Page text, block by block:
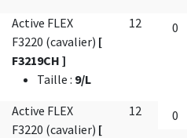
Active FLEX
F3220 (cavalier) [
F3219CH ]
Taille : 9/L
12
Active FLEX
F3220 (cavalier) [
12